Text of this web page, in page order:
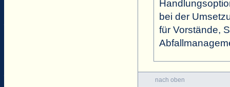
bei der
für Vorstände,
nach oben